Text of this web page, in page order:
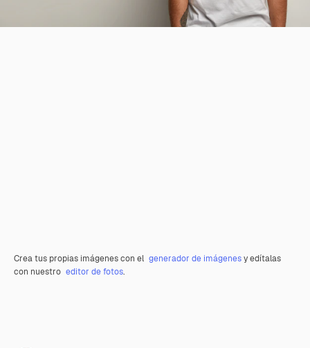
Crea tus propias imágenes con el generador de imágenesy edítalas
con nuestro editor de fotos.